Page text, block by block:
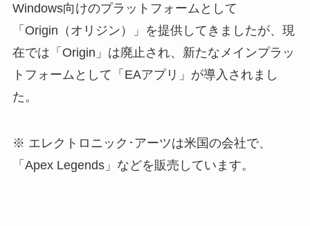
Windows向けのプラットフォームとして
「Origin（オリジン）」を提供してきましたが、現
在では「Origin」は廃止され、新たなメインプラッ
トフォームとして「EAアプリ」が導入されまし
た。
エレクトロニック･アーツは米国の会社で、
「Apex Legends」などを販売しています。